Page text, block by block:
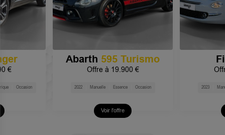
€
Occasion
Abarth 595 Turismo
Offre à 19.900 €
2022 Manuelle Essence Occasion
Voir l'offre
2023